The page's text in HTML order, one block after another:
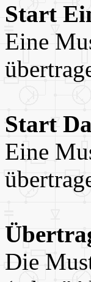
Start
Eine
Start
Eine
Die